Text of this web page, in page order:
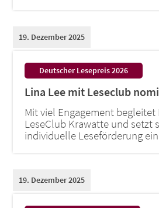
Deutscher Lesepreis 2026:
Lina Lee mit Leseclub
19. Dezember 2025
Mit viel Engagement begleitet
LeseClub Krawatte und setzt
individuelle Leseförderung
19. Dezember 2025